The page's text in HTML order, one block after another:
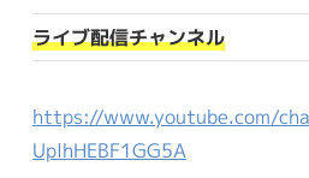
ライブ配信チャンネル
https://www.youtube.com/
UplhHEBF1GG5A